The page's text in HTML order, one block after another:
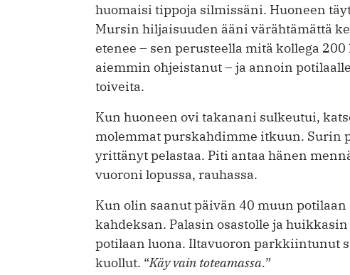
huomaisi tippoja silmissäni. Huoneen
Mursin hiljaisuuden ääni värähtämättä
etenee – sen perusteella mitä kollega
aiemmin ohjeistanut – ja annoin
toiveita.
Kun huoneen ovi takanani sulkeutui,
molemmat purskahdimme itkuun. Surin
yrittänyt pelastaa. Piti antaa hänen
vuoroni lopussa, rauhassa.
Kun olin saanut päivän 40 muun
kahdeksan. Palasin osastolle ja
potilaan luona. Iltavuoron parkkiintunut
kuollut. “Käy vain toteamassa.”